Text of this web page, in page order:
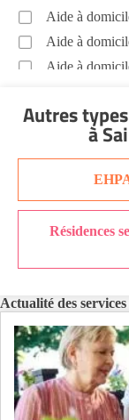
Aide à
Aide à
Aide à
Aide à
Aide à
Aide à
Aide à
Aide à
Autres
à
Résidences
Actualité des